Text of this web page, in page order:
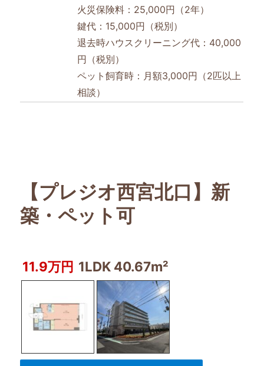
火災保険料：25,000円（2年）
鍵代：15,000円（税別）
退去時ハウスクリーニング代：40,000
円（税別）
ペット飼育時：月額3,000円（2匹以上
相談）
【プレジオ西宮北口】新
築・ペット可
11.9万円 1LDK 40.67m²